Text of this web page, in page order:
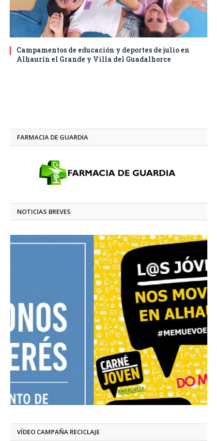
Campamentos de educación y deportes de julio en
Alhaurín el Grande y Villa del Guadalhorce
FARMACIA DE GUARDIA
NOTICIAS BREVES
VÍDEO CAMPAÑA RECICLAJE